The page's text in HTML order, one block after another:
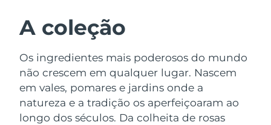
A coleção
Os ingredientes mais poderosos do mundo
não crescem em qualquer lugar. Nascem
em vales, pomares e jardins onde a
natureza e a tradição os aperfeiçoaram ao
longo dos séculos. Da colheita de rosas
Limpeza facial
LUNA™ 4 kit
Anti-aging massage
Lifting facial
BEAR™ 2 kit
Microcurrent toning
Áustria
Bélgica Entrega prevista8/9/26
Bermudas Entrega prevista8/15/26